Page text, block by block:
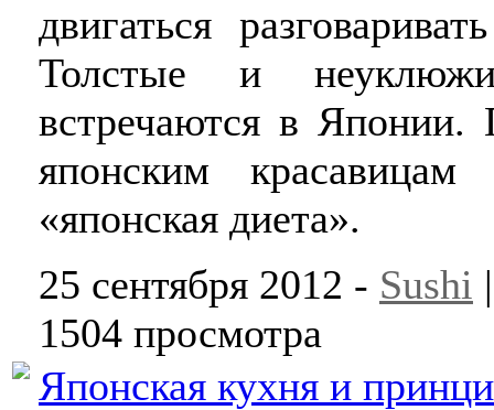
двигаться
Толстые и
встречаются в Японии.
японским
«японская диета».
25 сентября 2012 - Sushi
1504 просмотра
Японская кухня и